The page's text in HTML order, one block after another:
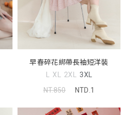
早春碎花綁帶長袖短洋裝
L XL 2XL 3XL
NT.850
NTD.1